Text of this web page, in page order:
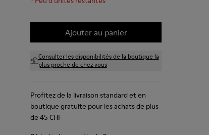
Ajouter au panier
Consulter les disponibilités de la boutique la
plus proche de chez vous
Profitez de la livraison standard et en
boutique gratuite pour les achats de plus
de 45 CHF